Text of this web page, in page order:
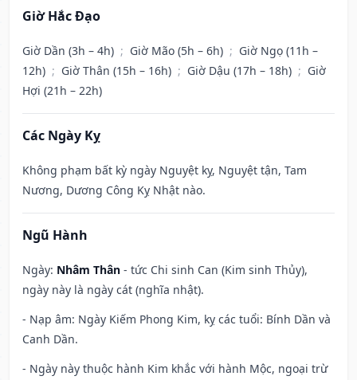
Giờ Hắc Đạo
Giờ Dần (3h – 4h) ; Giờ Mão (5h – 6h) ; Giờ Ngọ (11h –
12h) ; Giờ Thân (15h – 16h) ; Giờ Dậu (17h – 18h) ; Giờ
Hợi (21h – 22h)
Các Ngày Kỵ
Không phạm bất kỳ ngày Nguyệt kỵ, Nguyệt tận, Tam
Nương, Dương Công Kỵ Nhật nào.
Ngũ Hành
Ngày: Nhâm Thân - tức Chi sinh Can (Kim sinh Thủy),
ngày này là ngày cát (nghĩa nhật).
- Nạp âm: Ngày Kiếm Phong Kim, kỵ các tuổi: Bính Dần và
Canh Dần.
- Ngày này thuộc hành Kim khắc với hành Mộc, ngoại trừ